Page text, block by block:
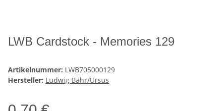
LWB Cardstock - Memories 129
Artikelnummer: LWB705000129
Hersteller: Ludwig Bähr/Ursus